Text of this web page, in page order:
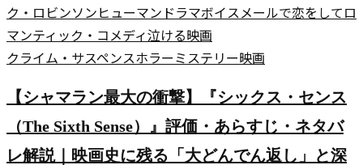
ク・ロビンソンヒューマンドラマボイスメールで恋をしてロ
マンティック・コメディ泣ける映画
クライム・サスペンスホラーミステリー映画
【シャマラン最大の衝撃】『シックス・センス
（The Sixth Sense）』評価・あらすじ・ネタバ
レ解説｜映画史に残る「大どんでん返し」と深